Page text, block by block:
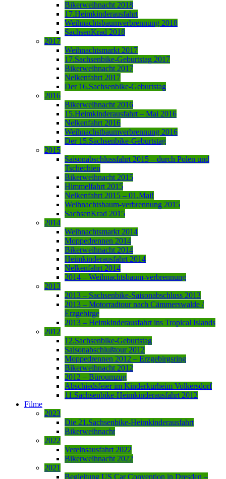
Bikerweihnacht 2018
17.Heimkinderausfahrt
Weihnachtsbaumverbrennung 2018
SachsenKrad 2018
2017
Weihnachtsmarkt 2017
17.Sachsenbike-Geburtstag 2017
Bikerweihnacht 2017
Nelkenfahrt 2017
Der 16.Sachsenbike-Geburtstag
2016
Bikerweihnacht 2016
15.Heimkinderausfahrt – Mai 2016
Nelkenfahrt 2016
Weihnachstbaumverbrennung 2016
Der 15.Sachsenbike-Geburtstag
2015
Saisonabschlussfahrt 2015 – durch Polen und
Tschechien
Bikerweihnacht 2015
Himmelfahrt 2015
Nelkenfahrt 2015 – 01.Mai!
Weihnachtsbaum-verbrennung 2015
SachsenKrad 2015
2014
Weihnachtsmarkt 2014
Moppedrennen 2014
Bikerweihnacht 2014
Heimkinderausfahrt 2014
Nelkenfahrt 2014
2014 – Weihnachtsbaum-verbrennung
2013
2013 – Sachsenbike-Saisonabschluss 2013
2013 – Motorradtour nach Cämmerswalde /
Erzgebirge
2013 – Heimkinderausfahrt ins Tropical Islands
2012
12.Sachsenbike-Geburtstag
Saisonabschlußtour 2012
Moppedrennen 2012 – Erzgebirgsring
Bikerweihnacht 2012
2012 – Büroumzug
Abschiedsfeier im Kinderkurheim Volkersdorf
11.Sachsenbike-Heimkinderausfahrt 2012
Filme
2023
Die 21.Sachsenbike-Heimkinderausfahrt
Bikerweihnacht
2022
Vereinsausfahrt 2022
Bikerweihnacht 2022
2021
Begleitung US Car Convention in Dresden –